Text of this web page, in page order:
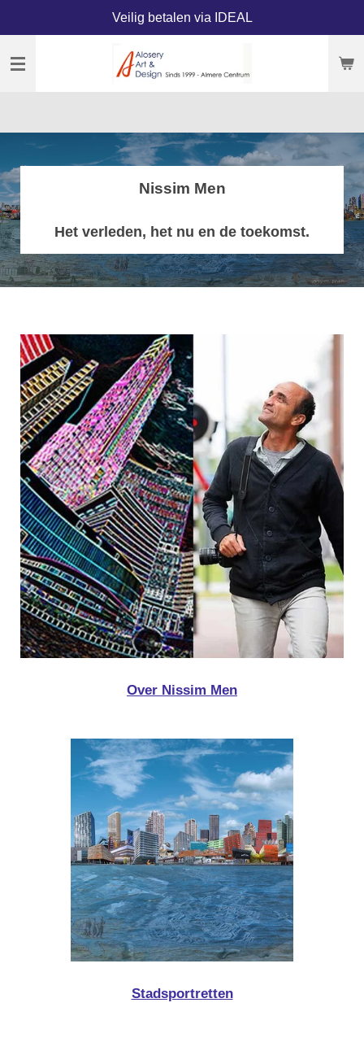
naar
Veilig betalen via IDEAL
Nissim Men
Het verleden, het nu en de toekomst.
Over Nissim Men
Stadsportretten